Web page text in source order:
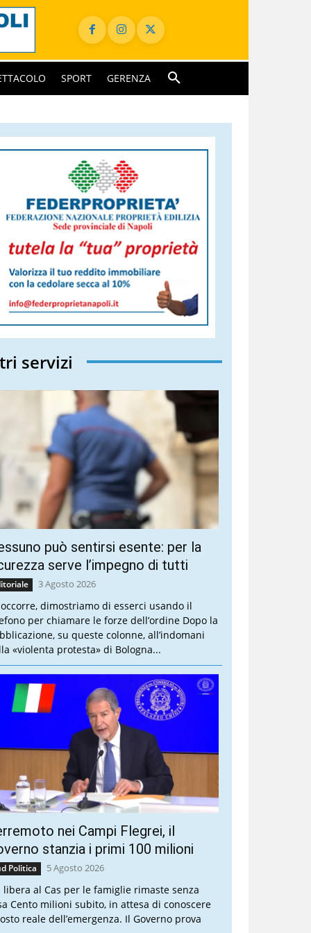
SPORT GERENZA
servizi
può sentirsi esente: per la
serve l’impegno di tutti
3 Agosto 2026
occorre, dimostriamo di esserci usando il
per chiamare le forze dell’ordine Dopo la
su queste colonne, all’indomani
«violenta protesta» di Bologna...
nei Campi Flegrei, il
stanzia i primi 100 milioni
Politica 5 Agosto 2026
libera al Cas per le famiglie rimaste senza
Cento milioni subito, in attesa di conoscere
reale dell’emergenza. Il Governo prova